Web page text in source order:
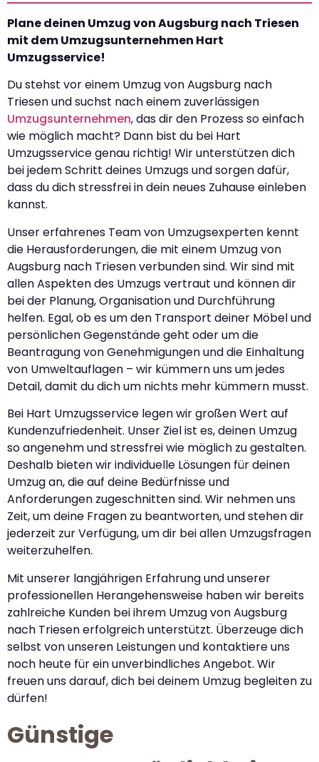
Plane deinen Umzug von Augsburg nach Triesen
mit dem Umzugsunternehmen Hart
Umzugsservice!
Du stehst vor einem Umzug von Augsburg nach
Triesen und suchst nach einem zuverlässigen
Umzugsunternehmen, das dir den Prozess so einfach
wie möglich macht? Dann bist du bei Hart
Umzugsservice genau richtig! Wir unterstützen dich
bei jedem Schritt deines Umzugs und sorgen dafür,
dass du dich stressfrei in dein neues Zuhause einleben
kannst.
Unser erfahrenes Team von Umzugsexperten kennt
die Herausforderungen, die mit einem Umzug von
Augsburg nach Triesen verbunden sind. Wir sind mit
allen Aspekten des Umzugs vertraut und können dir
bei der Planung, Organisation und Durchführung
helfen. Egal, ob es um den Transport deiner Möbel und
persönlichen Gegenstände geht oder um die
Beantragung von Genehmigungen und die Einhaltung
von Umweltauflagen – wir kümmern uns um jedes
Detail, damit du dich um nichts mehr kümmern musst.
Bei Hart Umzugsservice legen wir großen Wert auf
Kundenzufriedenheit. Unser Ziel ist es, deinen Umzug
so angenehm und stressfrei wie möglich zu gestalten.
Deshalb bieten wir individuelle Lösungen für deinen
Umzug an, die auf deine Bedürfnisse und
Anforderungen zugeschnitten sind. Wir nehmen uns
Zeit, um deine Fragen zu beantworten, und stehen dir
jederzeit zur Verfügung, um dir bei allen Umzugsfragen
weiterzuhelfen.
Mit unserer langjährigen Erfahrung und unserer
professionellen Herangehensweise haben wir bereits
zahlreiche Kunden bei ihrem Umzug von Augsburg
nach Triesen erfolgreich unterstützt. Überzeuge dich
selbst von unseren Leistungen und kontaktiere uns
noch heute für ein unverbindliches Angebot. Wir
freuen uns darauf, dich bei deinem Umzug begleiten zu
dürfen!
Günstige